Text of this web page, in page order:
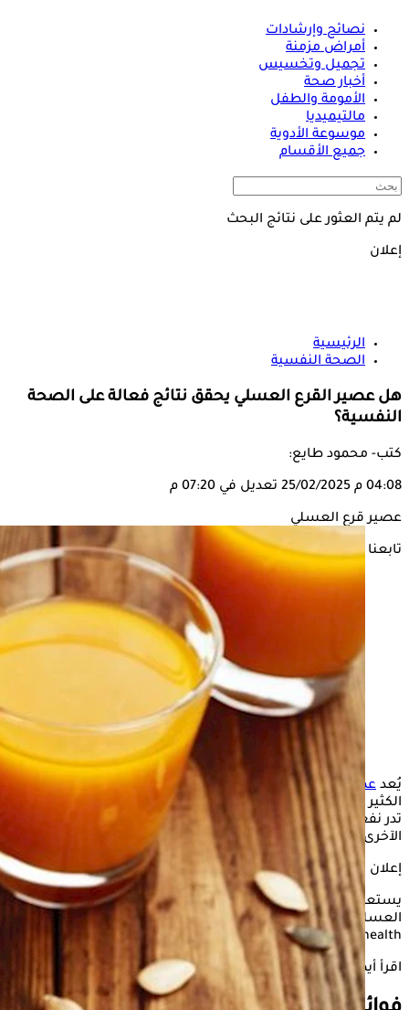
نصائح وإرشادات
أمراض مزمنة
تجميل وتخسيس
أخبار صحة
الأمومة والطفل
مالتيميديا
موسوعة الأدوية
جميع الأقسام
لم يتم العثور على نتائج البحث
إعلان
الرئيسية
الصحة النفسية
هل عصير القرع العسلي يحقق نتائج فعالة على الصحة
النفسية؟
كتب- محمود طايع:
04:08 م 25/02/2025 تعديل في 07:20 م
عصير قرع العسلي
تابعنا على
يُعد عصير القرعالعسلي من أبرز المشروبات التي يميل إلى تناولها
الكثير من الأشخاص، لاحتوائه على العديد من العناصر الغذائية التي
تدر نفعًا على الصحة، فضلًا عن مذاقه المتميز من بين المشروبات
الآخرى، لذا يتسأل البعض عن فوائده على الصحة النفسية.
إعلان
يستعرض "الكونسلتو" في هذه السطور فوائد تناول عصير القرع
العسلي على الصحة النفسية، وذلك وفقًا لما ذكره موقع only my
health
اقرأ أيضًا: علاج السكري بدون دواء- 5 عصائر خضراء قد تساعدك